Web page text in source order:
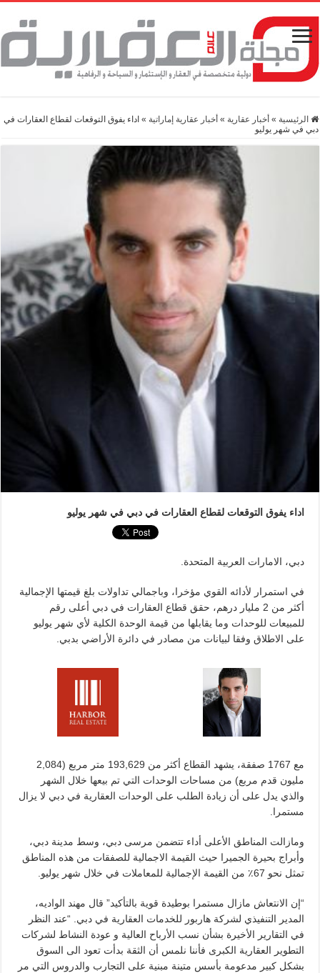
الرئيسية » أخبار عقارية » أخبار عقارية إماراتية » اداء يفوق التوقعات لقطاع العقارات في
دبي في شهر يوليو
اداء يفوق التوقعات لقطاع العقارات في دبي في شهر يوليو
دبي، الامارات العربية المتحدة.
في استمرار لأدائه القوي مؤخرا، وباجمالي تداولات بلغ قيمتها الإجمالية
أكثر من 2 مليار درهم، حقق قطاع العقارات في دبي أعلى رقم
للمبيعات للوحدات وما يقابلها من قيمة الوحدة الكلية لأي شهر يوليو
على الاطلاق وفقا لبيانات من مصادر في دائرة الأراضي بدبي.
مع 1767 صفقة، يشهد القطاع أكثر من 193,629 متر مربع (2,084
مليون قدم مربع) من مساحات الوحدات التي تم بيعها خلال الشهر
والذي يدل على أن زيادة الطلب على الوحدات العقارية في دبي لا يزال
مستمرا.
ومازالت المناطق الأعلى أداء تتضمن مرسى دبي، وسط مدينة دبي،
وأبراج بحيرة الجميرا حيث القيمة الاجمالية للصفقات من هذه المناطق
تمثل نحو 67٪ من القيمة الإجمالية للمعاملات في خلال شهر يوليو.
“إن الانتعاش مازال مستمرا بوطيدة قوية بالتأكيد” قال مهند الواديه،
المدير التنفيذي لشركة هاربور للخدمات العقارية في دبي. “عند النظر
في التقارير الأخيرة بشأن نسب الأرباح العالية و عودة النشاط لشركات
التطوير العقارية الكبرى فأننا نلمس أن الثقة بدأت تعود الى السوق
بشكل كبير مدعومة بأسس متينة مبنية على التجارب والدروس التي مر